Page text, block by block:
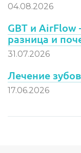
04.08.2026
GBT и
разница и
31.07.2026
Лечение
17.06.2026